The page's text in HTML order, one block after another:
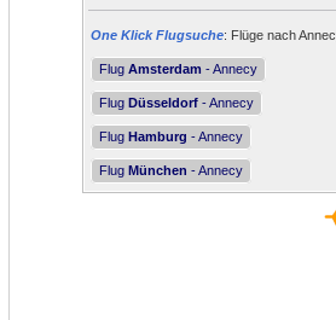
One Klick Flugsuche: Flüge nach
Flug Amsterdam - Annecy
Flug Düsseldorf - Annecy
Flug Hamburg - Annecy
Flug München - Annecy